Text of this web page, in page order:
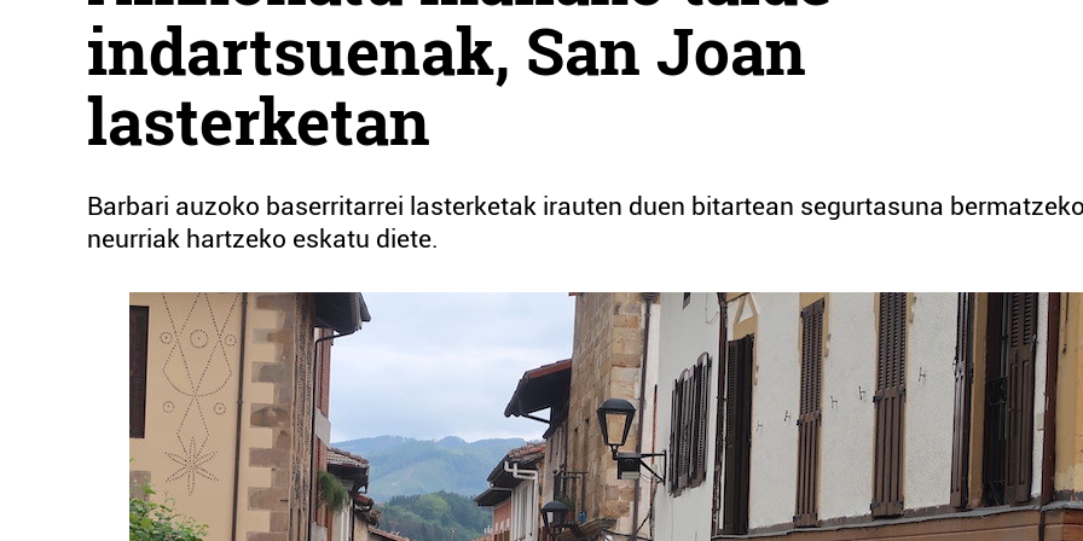
indartsuenak, San Joan
lasterketan
Barbari auzoko baserritarrei lasterketak irauten duen bitartean segurtasuna
neurriak hartzeko eskatu diete.